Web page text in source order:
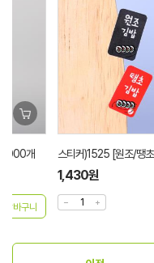
스티커)1525 [원조/땡초김밥] 100